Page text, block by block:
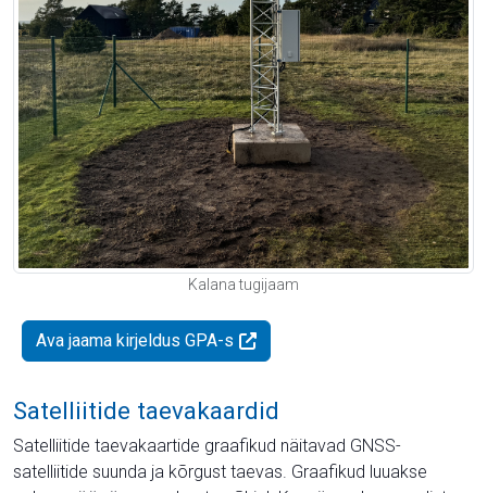
Kalana tugijaam
Ava jaama kirjeldus GPA-s
Satelliitide taevakaardid
Satelliitide taevakaartide graafikud näitavad GNSS-
satelliitide suunda ja kõrgust taevas. Graafikud luuakse